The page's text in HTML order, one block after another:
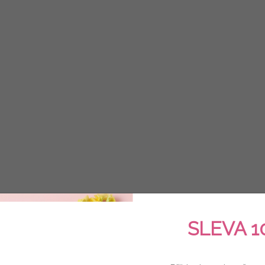
SLEVA